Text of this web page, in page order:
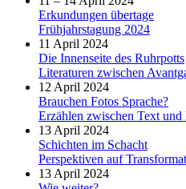
Erkundungen übertage
Frühjahrstagung 2024
11 April 2024
Die Innenseite des Ruhrpotts
Literaturen zwischen
12 April 2024
Brauchen Fotos Sprache?
Erzählen zwischen Text und
13 April 2024
Schichten im Schacht
Perspektiven auf
13 April 2024